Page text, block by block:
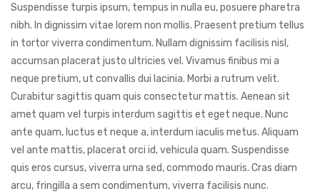
Suspendisse turpis ipsum, tempus in nulla eu, posuere pharetra
nibh. In dignissim vitae lorem non mollis. Praesent pretium tellus
in tortor viverra condimentum. Nullam dignissim facilisis nisl,
accumsan placerat justo ultricies vel. Vivamus finibus mi a
neque pretium, ut convallis dui lacinia. Morbi a rutrum velit.
Curabitur sagittis quam quis consectetur mattis. Aenean sit
amet quam vel turpis interdum sagittis et eget neque. Nunc
ante quam, luctus et neque a, interdum iaculis metus. Aliquam
vel ante mattis, placerat orci id, vehicula quam. Suspendisse
quis eros cursus, viverra urna sed, commodo mauris. Cras diam
arcu, fringilla a sem condimentum, viverra facilisis nunc.